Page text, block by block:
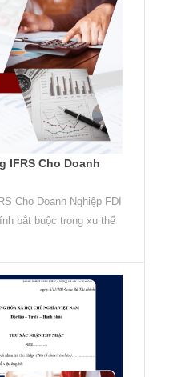
IFRS Cho Doanh
Cho Doanh Nghiệp FDI
bắt buộc trong xu thế